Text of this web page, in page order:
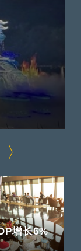
增长6%